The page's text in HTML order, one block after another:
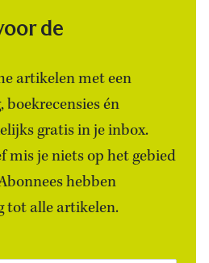
de
artikelen met een
én
gratis in je inbox.
mis je niets op het gebied
hebben
tot alle artikelen.